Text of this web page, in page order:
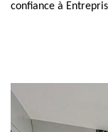
confiance à